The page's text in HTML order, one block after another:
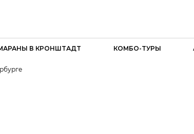
В КРОНШТАДТ КОМБО-ТУРЫ